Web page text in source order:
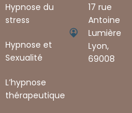
Hypnose du
stress
Hypnose et
Sexualité
L’hypnose
thérapeutique
17 rue
Antoine
Lumière
Lyon,
69008 ​